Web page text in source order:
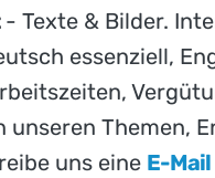
- Texte & Bilder.
essenziell,
Themen,
uns eine E-Mail